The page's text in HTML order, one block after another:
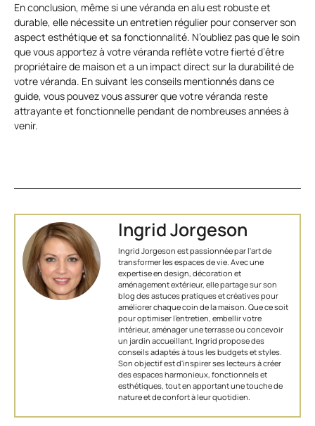
En conclusion, même si une véranda en alu est robuste et
durable, elle nécessite un entretien régulier pour conserver son
aspect esthétique et sa fonctionnalité. N’oubliez pas que le soin
que vous apportez à votre véranda reflète votre fierté d’être
propriétaire de maison et a un impact direct sur la durabilité de
votre véranda. En suivant les conseils mentionnés dans ce
guide, vous pouvez vous assurer que votre véranda reste
attrayante et fonctionnelle pendant de nombreuses années à
venir.
Ingrid Jorgeson
Ingrid Jorgeson est passionnée par l'art de
transformer les espaces de vie. Avec une
expertise en design, décoration et
aménagement extérieur, elle partage sur son
blog des astuces pratiques et créatives pour
améliorer chaque coin de la maison. Que ce soit
pour optimiser l’entretien, embellir votre
intérieur, aménager une terrasse ou concevoir
un jardin accueillant, Ingrid propose des
conseils adaptés à tous les budgets et styles.
Son objectif est d'inspirer ses lecteurs à créer
des espaces harmonieux, fonctionnels et
esthétiques, tout en apportant une touche de
nature et de confort à leur quotidien.